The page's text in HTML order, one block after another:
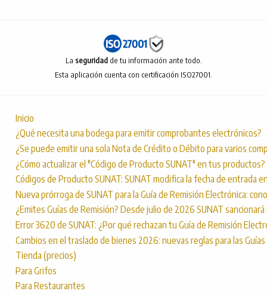
La seguridadde tu información ante todo.
Esta aplicación cuenta con certificación ISO27001.
Inicio
¿Qué necesita una bodega para emitir comprobantes electrónicos?
¿Se puede emitir una sola Nota de Crédito o Débito para varios
¿Cómo actualizar el "Código de Producto SUNAT" en tus productos?
Códigos de Producto SUNAT: SUNAT modifica la fecha de entrada
Nueva prórroga de SUNAT para la Guía de Remisión Electrónica:
¿Emites Guías de Remisión? Desde julio de 2026 SUNAT
Error 3620 de SUNAT: ¿Por qué rechazan tu Guía de Remisión
Cambios en el traslado de bienes 2026: nuevas reglas para las
Tienda (precios)
Para Grifos
Para Restaurantes